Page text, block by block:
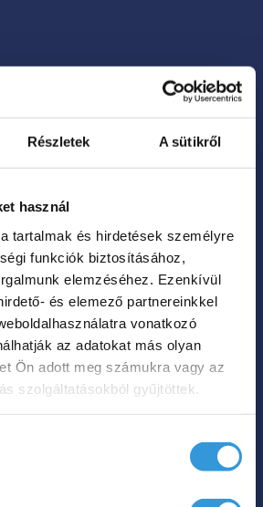
Részletek A sütikről
használ
tartalmak és hirdetések személyre
funkciók biztosításához,
elemzéséhez. Ezenkívül
és elemező partnereinkkel
vonatkozó
az adatokat más olyan
Ön adott meg számukra vagy az
szolgáltatásokból gyűjtöttek.